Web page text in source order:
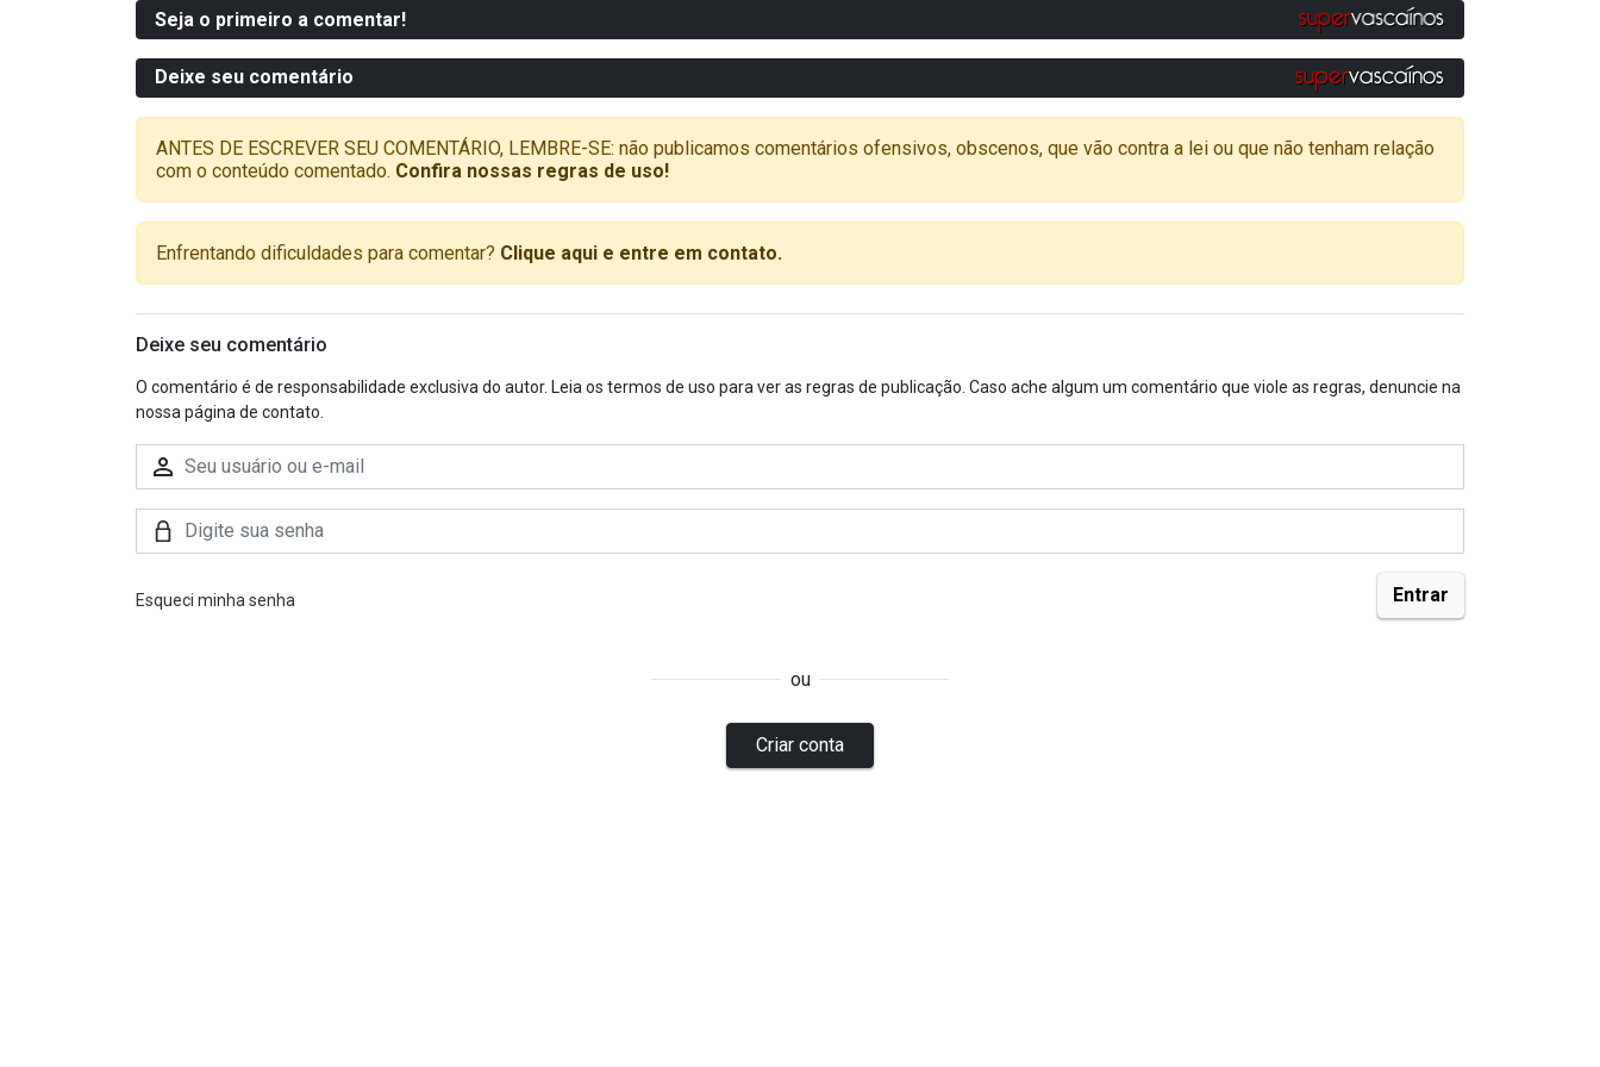
Seja o primeiro a comentar!
Deixe seu comentário
ANTES DE ESCREVER SEU COMENTÁRIO, LEMBRE-SE: não publicamos comentários ofensivos, obscenos, que vão contra a lei ou que não tenham relação
com o conteúdo comentado. Confira nossas regras de uso!
Enfrentando dificuldades para comentar? Clique aqui e entre em contato.
Deixe seu comentário
O comentário é de responsabilidade exclusiva do autor. Leia os termos de uso para ver as regras de publicação. Caso ache algum um comentário que viole as regras, denuncie na
nossa página de contato.
Esqueci minha senha
ou
Criar conta